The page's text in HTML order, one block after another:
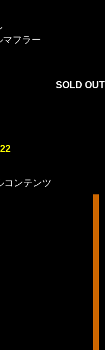
マフラー
SOLD OUT
コンテンツ